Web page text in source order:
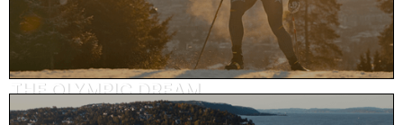
THE OLYMPIC DREAM
SoMe-innhold, sport